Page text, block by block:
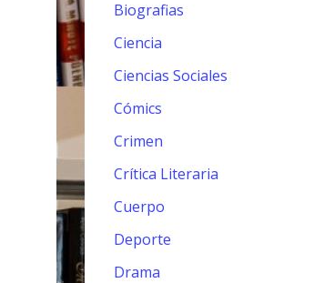
Biografias
Ciencia
Ciencias Sociales
Cómics
Crimen
Crítica Literaria
Cuerpo
Deporte
Drama